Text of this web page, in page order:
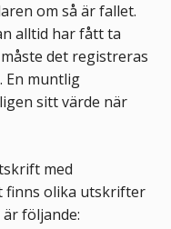
om så är fallet.
alltid har fått ta
det registreras
En muntlig
sitt värde när
med
finns olika utskrifter
följande: